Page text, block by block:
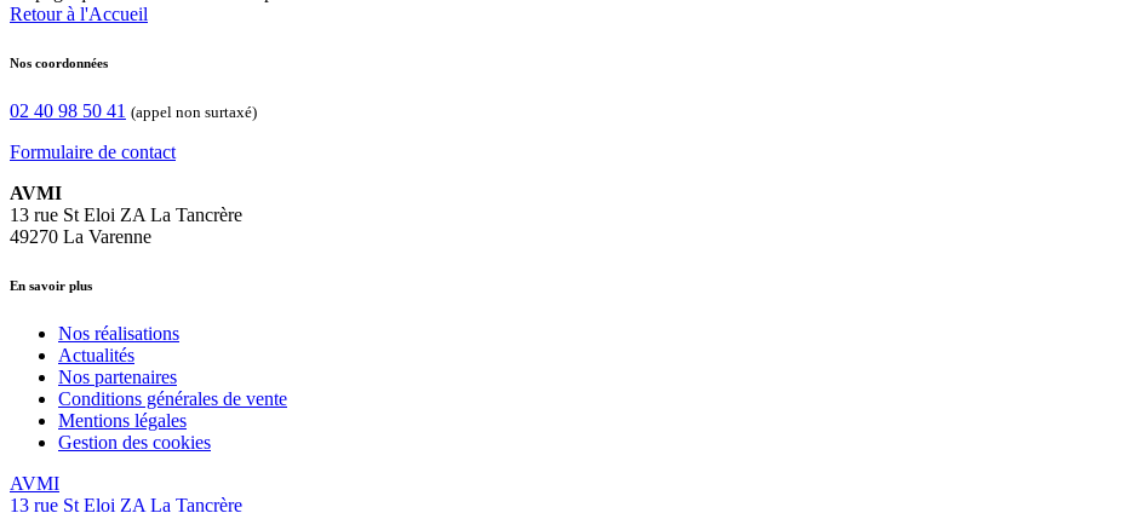
Retour à l'Accueil
Nos coordonnées
02 40 98 50 41 (appel non surtaxé)
Formulaire de contact
AVMI
13 rue St Eloi ZA La Tancrère
49270 La Varenne
En savoir plus
Nos réalisations
Actualités
Nos partenaires
Conditions générales de vente
Mentions légales
Gestion des cookies
AVMI
13 rue St Eloi ZA La Tancrère